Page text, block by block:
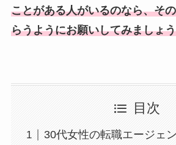
ことがある人がいるのなら、そ
らうようにお願いしてみましょ
目次
30代女性の転職エージェ